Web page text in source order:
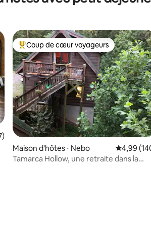
sur la base de 407
Coups de cœur voyageurs les plus
Coup de cœur voyageurs
Maison d'hôtes ⋅ Nebo
4,99
Tamarca Hollow, une retraite dans la